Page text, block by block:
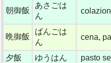
朝御飯
あさごは
ん
晩御飯
ばんごは
ん
cena,
夕飯 ゆうはん pasto